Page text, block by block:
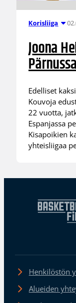
Korisliiga
Joona
Edelliset
Kouvoja
22 vuotta,
Espanjassa
Kisapoikien
yhteisliigaa
Henkilöstön
Alueiden